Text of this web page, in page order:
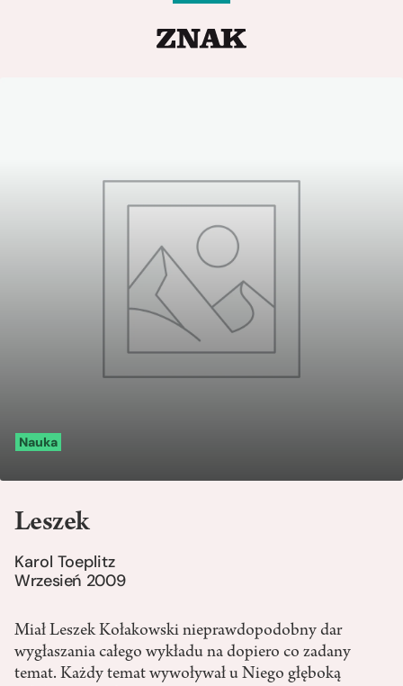
Nauka
Leszek
Karol Toeplitz
Wrzesień 2009
Miał Leszek Kołakowski nieprawdopodobny dar
wygłaszania całego wykładu na dopiero co zadany
temat. Każdy temat wywoływał u Niego głęboką